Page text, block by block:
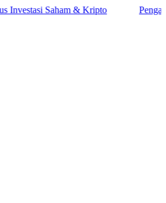
Saham & Kripto Pengamat